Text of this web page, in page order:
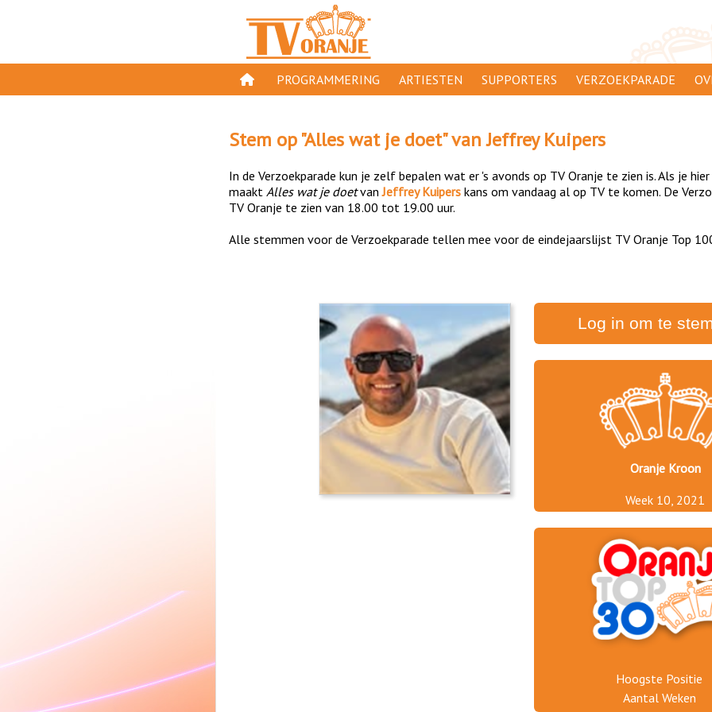
PROGRAMMERING
GESPEELD OP TV ORANJE
ORANJE KROON
TV ORANJE TOP 1000
11 VAN ORANJE
ARTIESTEN SUPPORTERS
AANMELDEN
VERZOEKPARADE
Stem op "Alles wat je doet" vanJeffrey Kuipers
In de Verzoekparade kun je zelf bepalen wat er 's avonds op TV Oranje te zien is. Als je
maakt Alles wat je doetvanJeffrey Kuipers kans om vandaag al op TV te komen. De
TV Oranje te zien van 18.00 tot 19.00 uur.
Alle stemmen voor de Verzoekparade tellen mee voor de eindejaarslijst TV Oranje Top
Log in om te
Oranje Kroon
Week 10, 2021
Hoogste Positie
Aantal Weken